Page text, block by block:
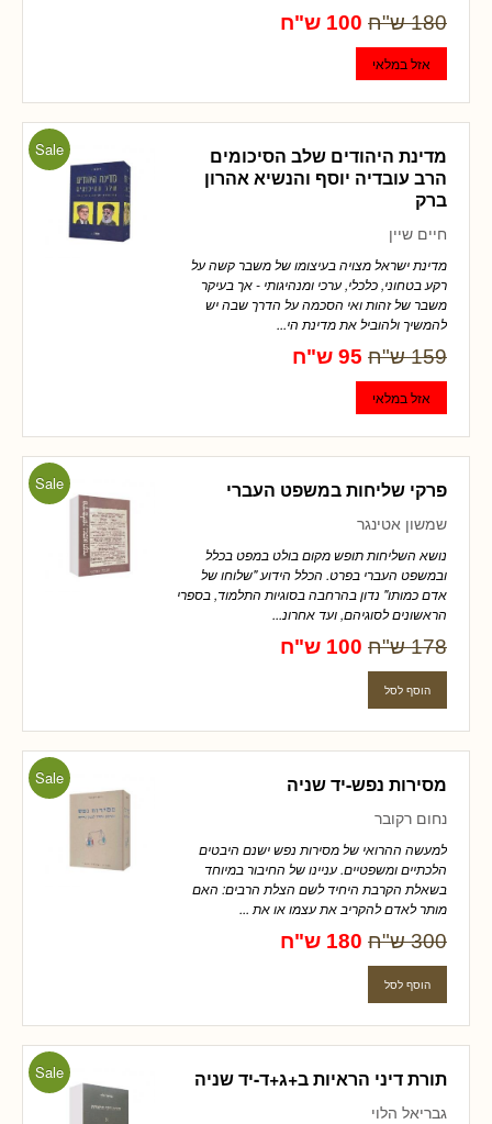
180 ש"ח 100 ש"ח
Sale
מדינת היהודים שלב הסיכומים
הרב עובדיה יוסף והנשיא אהרון
ברק
חיים שיין
מדינת ישראל מצויה בעיצומו של משבר קשה על
רקע בטחוני, כלכלי, ערכי ומנהיגותי - אך בעיקר
משבר של זהות ואי הסכמה על הדרך שבה יש
להמשיך ולהוביל את מדינת הי...
159 ש"ח 95 ש"ח
Sale פרקי שליחות במשפט העברי
שמשון אטינגר
נושא השליחות תופש מקום בולט במפט בכלל
ובמשפט העברי בפרט. הכלל הידוע "שלוחו של
אדם כמותו" נדון בהרחבה בסוגיות התלמוד, בספרי
הראשונים לסוגיהם, ועד אחרונ...
178 ש"ח 100 ש"ח
Sale מסירות נפש-יד שניה
נחום רקובר
למעשה ההרואי של מסירות נפש ישנם היבטים
הלכתיים ומשפטיים. עניינו של החיבור במיוחד
בשאלת הקרבת היחיד לשם הצלת הרבים: האם
מותר לאדם להקריב את עצמו או את ...
300 ש"ח 180 ש"ח
Sale תורת דיני הראיות ב+ג+ד-יד שניה
גבריאל הלוי